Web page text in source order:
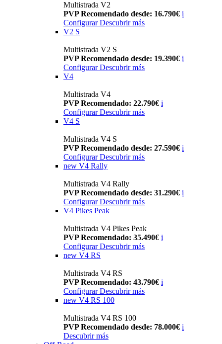
Multistrada V2
PVP Recomendado desde: 16.790€ i
Configurar Descubrir más
V2 S
Multistrada V2 S
PVP Recomendado desde: 19.390€ i
Configurar Descubrir más
V4
Multistrada V4
PVP Recomendado: 22.790€ i
Configurar Descubrir más
V4 S
Multistrada V4 S
PVP Recomendado desde: 27.590€ i
Configurar Descubrir más
new V4 Rally
Multistrada V4 Rally
PVP Recomendado desde: 31.290€ i
Configurar Descubrir más
V4 Pikes Peak
Multistrada V4 Pikes Peak
PVP Recomendado: 35.490€ i
Configurar Descubrir más
new V4 RS
Multistrada V4 RS
PVP Recomendado: 43.790€ i
ConfigurarDescubrir más
new V4 RS 100
Multistrada V4 RS 100
PVP Recomendado desde: 78.000€ i
Descubrir más